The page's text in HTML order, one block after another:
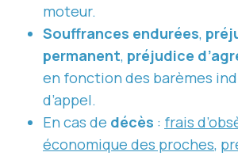
moteur.
Souffrances endurées,
permanent, préjudice
en fonction des barèmes
d’appel.
En cas de décès : frais
économique des proches,